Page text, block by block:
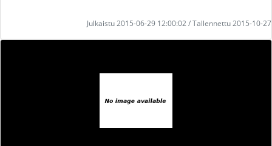
Julkaistu 2015-06-29 12:00:02 / Tallennettu 2015-10-27